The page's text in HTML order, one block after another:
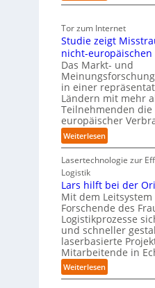
u
l
a
z
1
7
C
-
C
E
O
h
e
n
z
e
n
t
r
e
n
i
n
e
u
t
s
c
h
l
a
n
r
e
f
f
p
u
n
k
t
f
r
r
a
x
s
n
a
h
H
b
:
D
i
s
r
u
p
t
b
l
i
k
t
a
u
f
d
i
e
Z
Tor zum Internet
Studie zeigt
nicht-
Das Markt- und
in einer
Ländern mit mehr
Teilnehmenden die
europäischer
Weiterlesen:
S
t
d
i
e
z
e
i
g
t
M
Lasertechnologie zur
Logistik
Lars hilft bei der
Mit dem Leitsystem
Forschende des
Logistikprozesse
und schneller
laserbasierte
Mitarbeitende in
Weiterlesen:
L